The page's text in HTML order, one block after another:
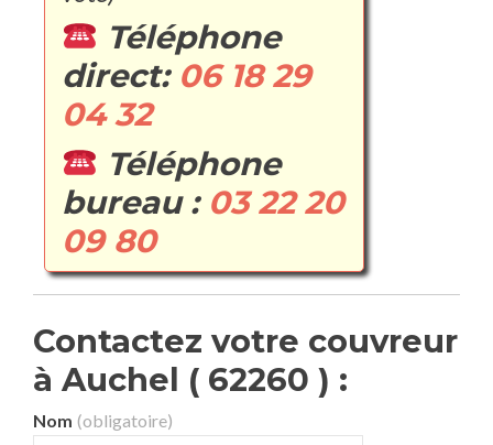
Téléphone
direct: 06 18 29
04 32
Téléphone
bureau : 03 22 20
09 80
Contactez votre couvreur
à Auchel ( 62260 ) :
Nom (obligatoire)